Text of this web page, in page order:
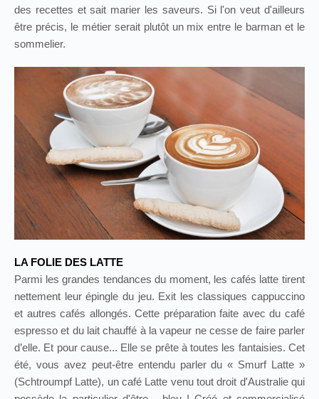
des recettes et sait marier les saveurs. Si l'on veut d'ailleurs
être précis, le métier serait plutôt un mix entre le barman et le
sommelier.
LA FOLIE DES LATTE
Parmi les grandes tendances du moment, les cafés latte tirent
nettement leur épingle du jeu. Exit les classiques cappuccino
et autres cafés allongés. Cette préparation faite avec du café
espresso et du lait chauffé à la vapeur ne cesse de faire parler
d’elle. Et pour cause... Elle se prête à toutes les fantaisies. Cet
été, vous avez peut‑être entendu parler du « Smurf Latte »
(Schtroumpf Latte), un café Latte venu tout droit d'Australie qui